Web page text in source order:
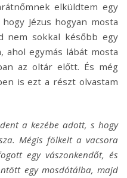
elküldtem egy
Jézus hogyan mosta
nem sokkal később egy
ahol egymás lábát mosta
az oltár előtt. És még
is ezt a részt olvastam
a kezébe adott, s hogy
Mégis fölkelt a vacsora
egy vászonkendőt, és
egy mosdótálba, majd